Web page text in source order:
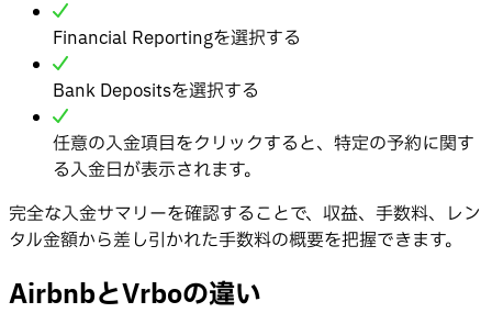
Financial Reportingを選択する
Bank Depositsを選択する
任意の入金項目をクリックすると、特定の予約に関す
る入金日が表示されます。
完全な入金サマリーを確認することで、収益、手数料、レン
タル金額から差し引かれた手数料の概要を把握できます。
AirbnbとVrboの違い